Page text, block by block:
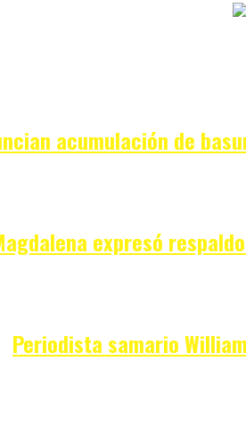
acumulación de
expresó
Periodista samario